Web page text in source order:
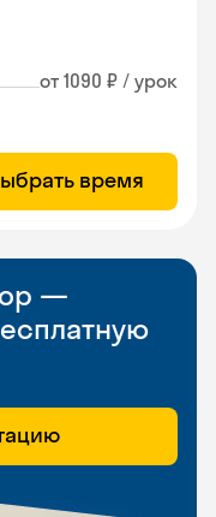
от 1090 ₽ / урок
время
—